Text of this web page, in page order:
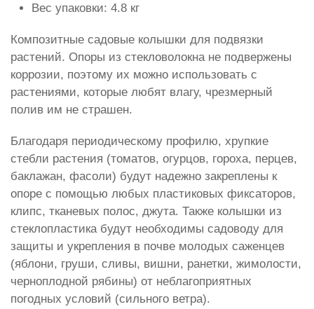
Вес упаковки: 4.8 кг
Композитные садовые колышки для подвязки
растений. Опоры из стекловолокна не подвержены
коррозии, поэтому их можно использовать с
растениями, которые любят влагу, чрезмерный
полив им не страшен.
Благодаря периодическому профилю, хрупкие
стебли растения (томатов, огурцов, гороха, перцев,
баклажан, фасоли) будут надежно закреплены к
опоре с помощью любых пластиковых фиксаторов,
клипс, тканевых полос, джута. Также колышки из
стеклопластика будут необходимы садоводу для
защиты и укрепления в почве молодых саженцев
(яблони, груши, сливы, вишни, ранетки, жимолости,
черноплодной рябины) от неблагоприятных
погодных условий (сильного ветра).